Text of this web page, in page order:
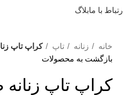
ارتباط با مابلاگ
خانه زنانه تاپ
کراپ تاپ
بازگشت به محصولات
کراپ تاپ